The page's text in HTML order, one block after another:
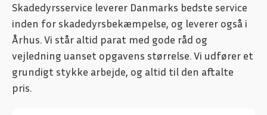
Skadedyrsservice leverer Danmarks bedste service
inden for skadedyrsbekæmpelse, og leverer også i
Århus. Vi står altid parat med gode råd og
vejledning uanset opgavens størrelse. Vi udfører et
grundigt stykke arbejde, og altid til den aftalte
pris.